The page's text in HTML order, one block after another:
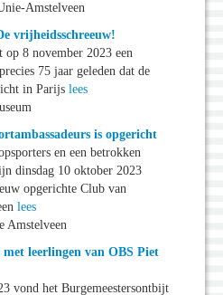
Amstelveen
vrijheidsschreeuw!
op 8 november 2023 een
75 jaar geleden dat de
in Parijs lees
is opgericht
en een betrokken
dinsdag 10 oktober 2023
opgerichte Club van
lees
Amstelveen
leerlingen van OBS Piet
vond het Burgemeestersontbijt